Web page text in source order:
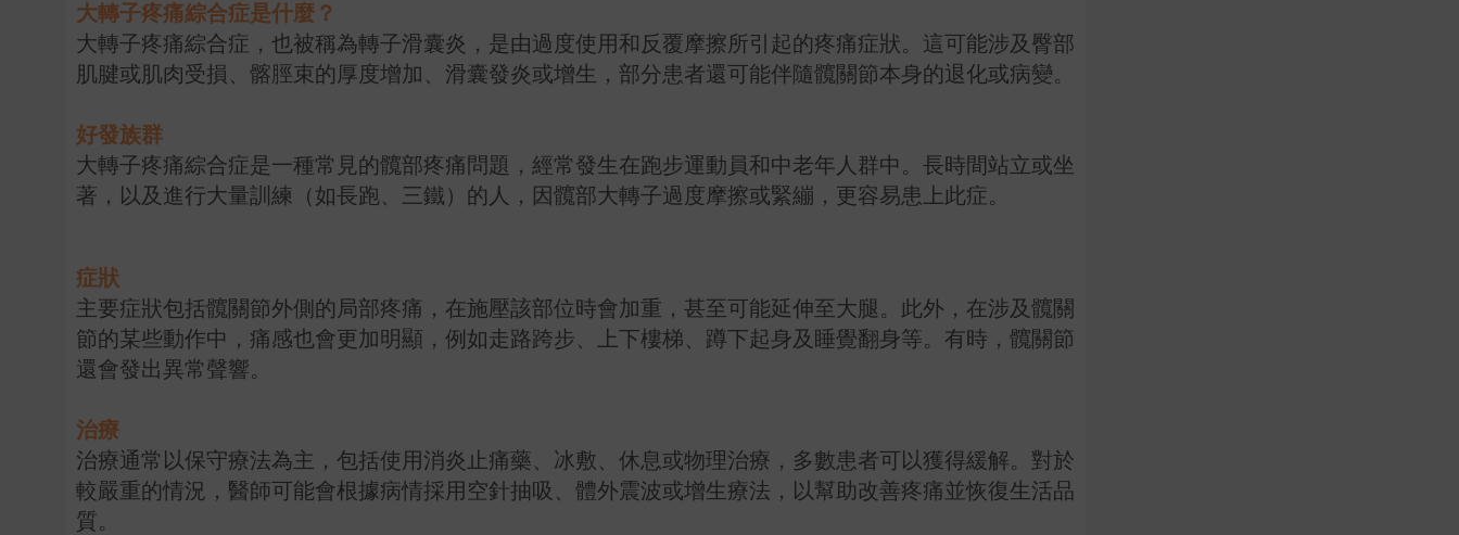
大轉子疼痛綜合症是什麼？
大轉子疼痛綜合症，也被稱為轉子滑囊炎，是由過度使用和反覆摩擦所引起的疼痛症狀。這可能涉及臀部
肌腱或肌肉受損、髂脛束的厚度增加、滑囊發炎或增生，部分患者還可能伴隨髖關節本身的退化或病變。
好發族群
大轉子疼痛綜合症是一種常見的髖部疼痛問題，經常發生在跑步運動員和中老年人群中。長時間站立或坐
著，以及進行大量訓練（如長跑、三鐵）的人，因髖部大轉子過度摩擦或緊繃，更容易患上此症。
症狀
主要症狀包括髖關節外側的局部疼痛，在施壓該部位時會加重，甚至可能延伸至大腿。此外，在涉及髖關
節的某些動作中，痛感也會更加明顯，例如走路跨步、上下樓梯、蹲下起身及睡覺翻身等。有時，髖關節
還會發出異常聲響。
治療
治療通常以保守療法為主，包括使用消炎止痛藥、冰敷、休息或物理治療，多數患者可以獲得緩解。對於
較嚴重的情況，醫師可能會根據病情採用空針抽吸、體外震波或增生療法，以幫助改善疼痛並恢復生活品
質。